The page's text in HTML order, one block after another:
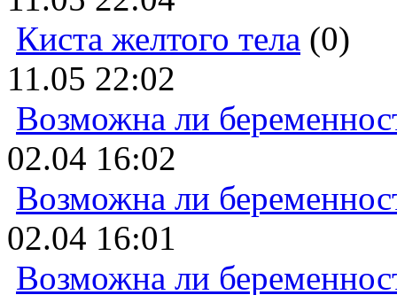
Киста желтого тела (0)
11.05 22:02
Возможна ли
02.04 16:02
Возможна ли
02.04 16:01
Возможна ли